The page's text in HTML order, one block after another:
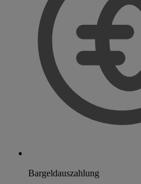
Bargeldauszahlung